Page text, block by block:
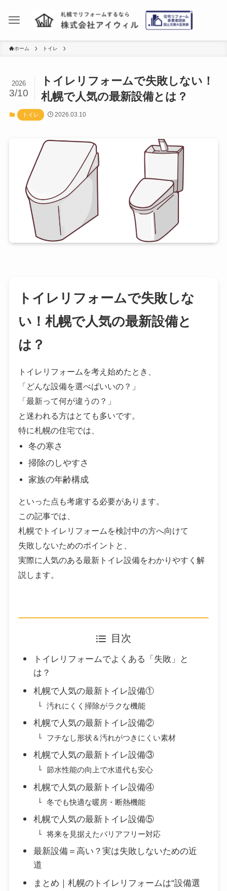
ホーム トイレ
トイレリフォームで失敗しない！
札幌で人気の最新設備とは？
2026
3/10
トイレ 2026.03.10
トイレリフォームで失敗しな
い！札幌で人気の最新設備と
は？
トイレリフォームを考え始めたとき、
「どんな設備を選べばいいの？」
「最新って何が違うの？」
と迷われる方はとても多いです。
特に札幌の住宅では、
冬の寒さ
掃除のしやすさ
家族の年齢構成
といった点も考慮する必要があります。
この記事では、
札幌でトイレリフォームを検討中の方へ向けて
失敗しないためのポイントと、
実際に人気のある最新トイレ設備をわかりやすく解
説します。
目次
トイレリフォームでよくある「失敗」と
は？
札幌で人気の最新トイレ設備①
汚れにくく掃除がラクな機能
札幌で人気の最新トイレ設備②
フチなし形状＆汚れがつきにくい素材
札幌で人気の最新トイレ設備③
節水性能の向上で水道代も安心
札幌で人気の最新トイレ設備④
冬でも快適な暖房・断熱機能
札幌で人気の最新トイレ設備⑤
将来を見据えたバリアフリー対応
最新設備＝高い？実は失敗しないための近
道
まとめ｜札幌のトイレリフォームは“設備選